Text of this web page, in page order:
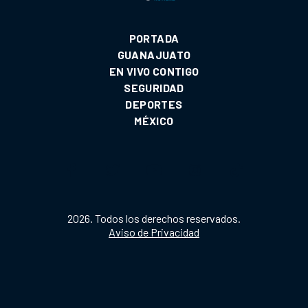
PORTADA
GUANAJUATO
EN VIVO CONTIGO
SEGURIDAD
DEPORTES
MÉXICO
2026. Todos los derechos reservados.
Aviso de Privacidad